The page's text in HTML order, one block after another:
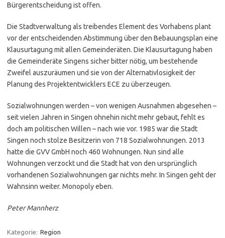
Bürgerentscheidung ist offen.
Die Stadtverwaltung als treibendes Element des Vorhabens plant
vor der entscheidenden Abstimmung über den Bebauungsplan eine
Klausurtagung mit allen Gemeinderäten. Die Klausurtagung haben
die Gemeinderäte Singens sicher bitter nötig, um bestehende
Zweifel auszuräumen und sie von der Alternativlosigkeit der
Planung des Projektentwicklers ECE zu überzeugen.
Sozialwohnungen werden – von wenigen Ausnahmen abgesehen –
seit vielen Jahren in Singen ohnehin nicht mehr gebaut, fehlt es
doch am politischen Willen – nach wie vor. 1985 war die Stadt
Singen noch stolze Besitzerin von 718 Sozialwohnungen. 2013
hatte die GVV GmbH noch 460 Wohnungen. Nun sind alle
Wohnungen verzockt und die Stadt hat von den ursprünglich
vorhandenen Sozialwohnungen gar nichts mehr. In Singen geht der
Wahnsinn weiter. Monopoly eben.
Peter Mannherz
Kategorie: Region